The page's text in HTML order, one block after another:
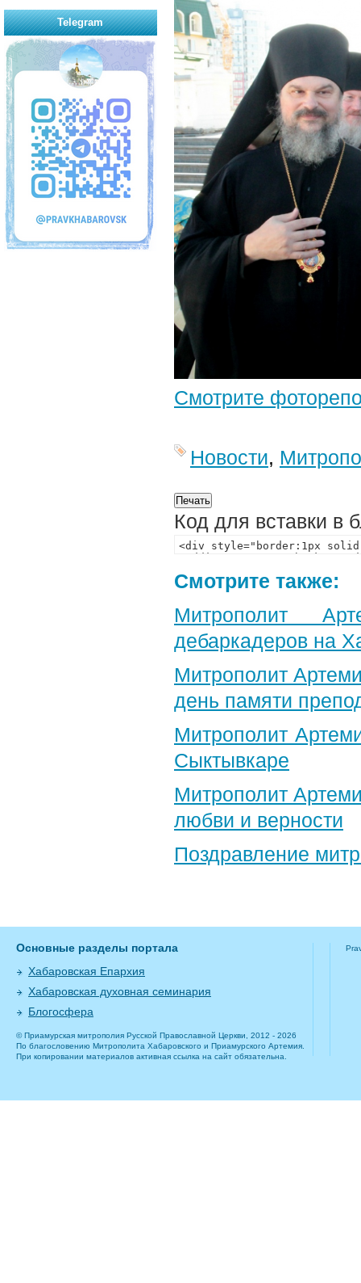
Смотрите
Новости,
Код для вставки в
Смотрите также:
Митрополит
дебаркадеров на
Митрополит
день памяти
Митрополит
Сыктывкаре
Митрополит
любви и верности
Поздравление​
Telegram
Основные разделы портала
Хабаровская Епархия
Хабаровская духовная семинария
Блогосфера
© Приамурская митрополия Русской Православной Церкви, 2012 - 2026
По благословению Митрополита Хабаровского и Приамурского Артемия.
При копировании материалов активная ссылка на сайт обязательна.